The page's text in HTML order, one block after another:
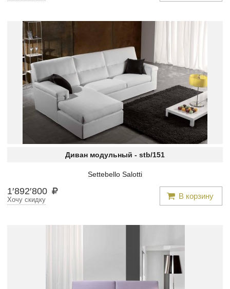
Диван модульный - stb/151
Settebello Salotti
1′892′800 В корзину
Хочу скидку